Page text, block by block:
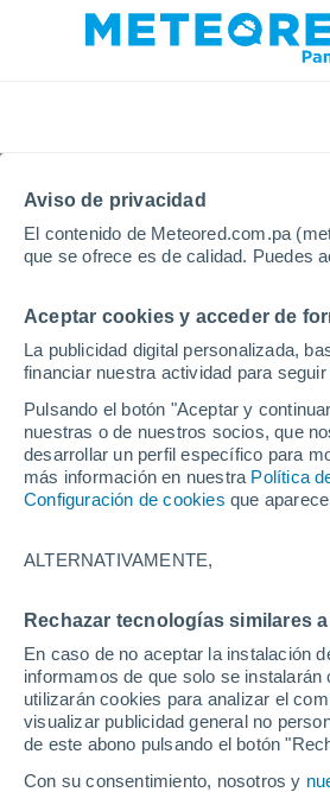
Aviso de privacidad
El contenido de Meteored.com.pa
que se ofrece es de calidad. Puedes
Aceptar cookies y acceder de
La publicidad digital personalizada,
financiar nuestra actividad para
Pulsando el botón "Aceptar y
nuestras o de nuestros socios, que
desarrollar un perfil específico para
más información en nuestra Política
Configuración de cookies que
ALTERNATIVAMENTE,
Rechazar tecnologías similares
En caso de no aceptar la instalación
informamos de que solo se
utilizarán cookies para analizar el
visualizar publicidad general no
de este abono pulsando el botón
Con su consentimiento, nosotros y
Inicio España Canarias
Tiempo en
Hoy, 7 agosto